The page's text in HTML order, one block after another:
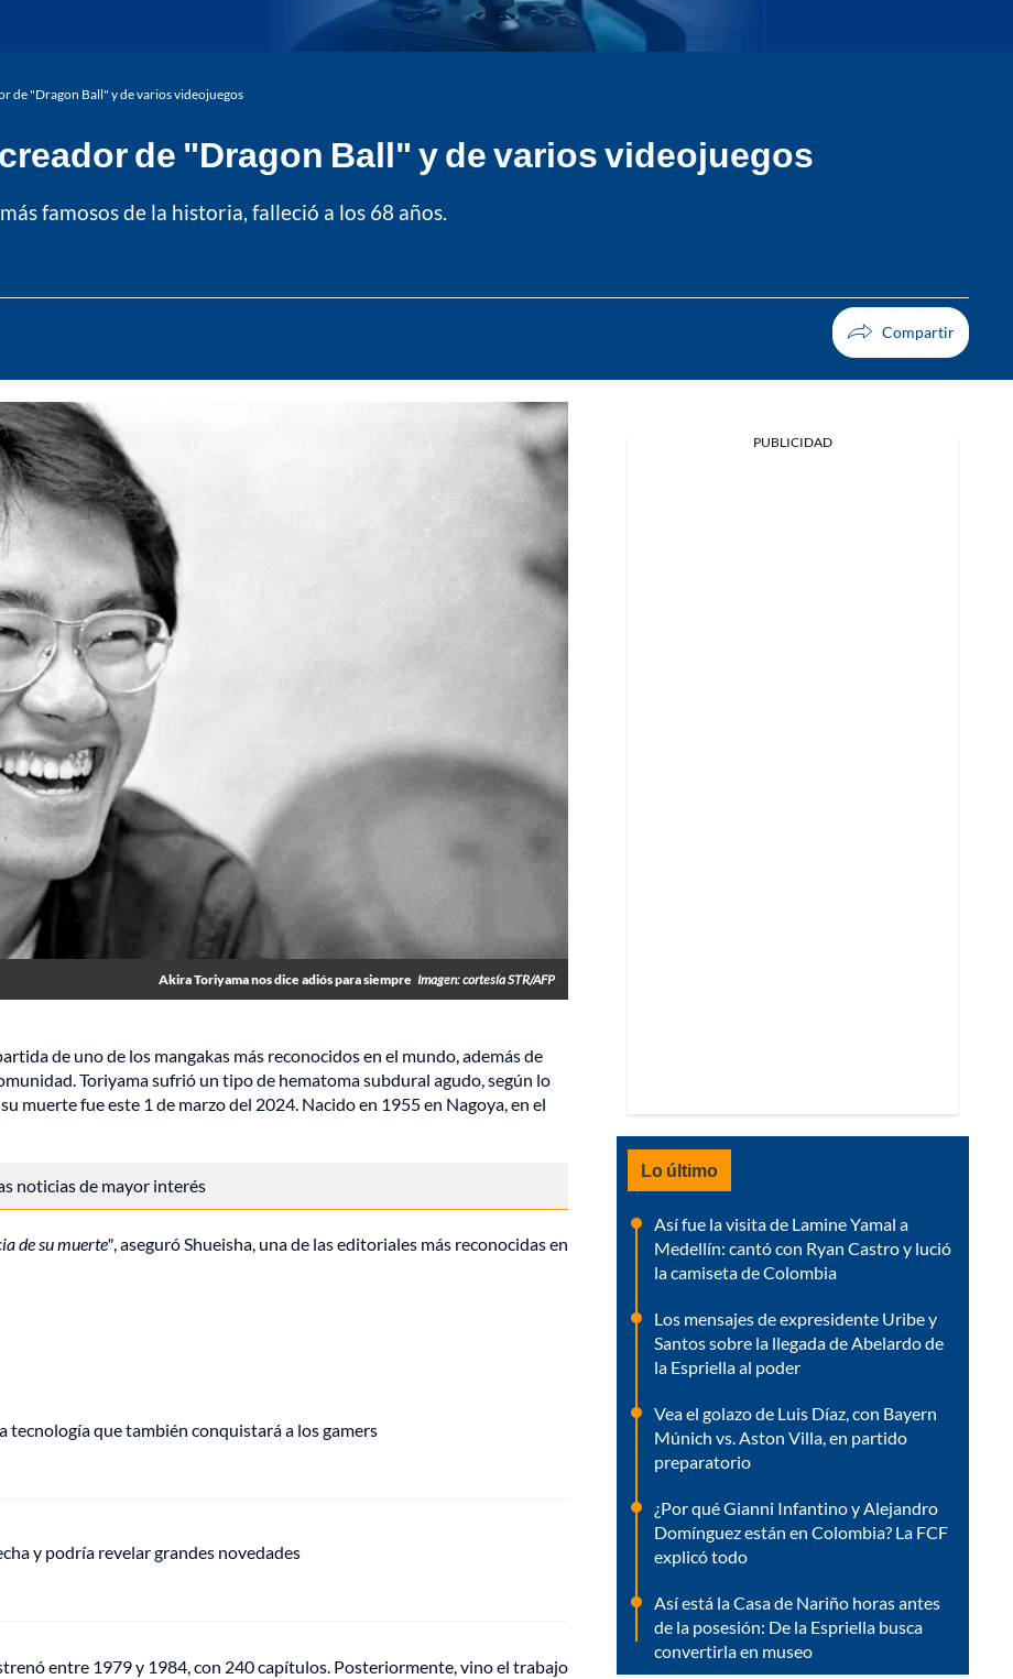
de "Dragon Ball" y de varios videojuegos
de "Dragon Ball" y de varios videojuegos
famosos de la historia, falleció a los 68 años.
Akira Toriyama nos dice adiós para siempre Imagen: cortesía STR/AFP
de uno de los mangakas más reconocidos en el mundo, además de
Toriyama sufrió un tipo de hematoma subdural agudo, según lo
muerte fue este 1 de marzo del 2024. Nacido en 1955 en Nagoya, en el
noticias de mayor interés
de su muerte", aseguró Shueisha, una de las editoriales más reconocidas en
tecnología que también conquistará a los gamers
y podría revelar grandes novedades
entre 1979 y 1984, con 240 capítulos. Posteriormente, vino el trabajo
PUBLICIDAD
Lo último
Así fue la visita de Lamine Yamal a
Medellín: cantó con Ryan Castro y lució
la camiseta de Colombia
Los mensajes de expresidente Uribe y
Santos sobre la llegada de Abelardo de
la Espriella al poder
Vea el golazo de Luis Díaz, con Bayern
Múnich vs. Aston Villa, en partido
preparatorio
¿Por qué Gianni Infantino y Alejandro
Domínguez están en Colombia? La FCF
explicó todo
Así está la Casa de Nariño horas antes
de la posesión: De la Espriella busca
convertirla en museo